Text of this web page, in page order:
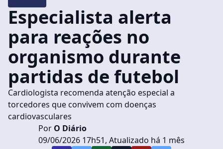
Especialista alerta
para reações no
organismo durante
partidas de futebol
Cardiologista recomenda atenção especial a
torcedores que convivem com doenças
cardiovasculares
Por O Diário
09/06/2026 17h51, Atualizado há 1 mês